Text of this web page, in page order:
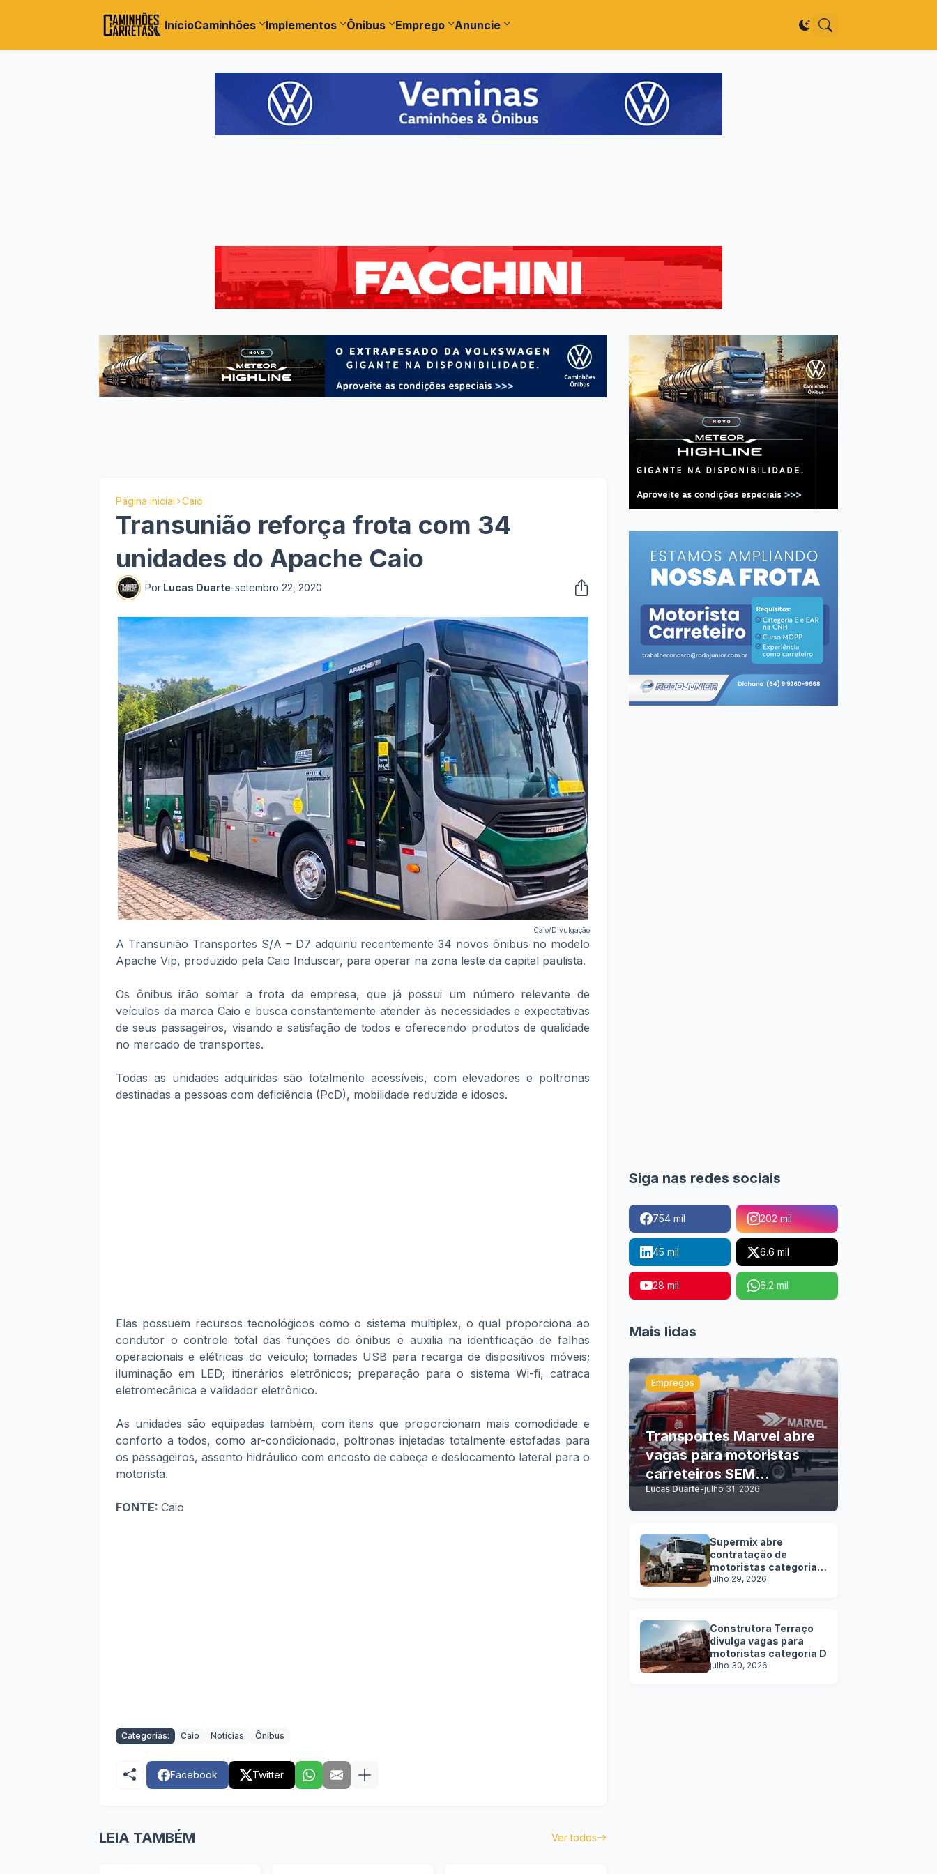
InícioCaminhões Implementos Ônibus Emprego Anuncie
Página inicial Caio
Transunião reforça frota com 34
unidades do Apache Caio
Por:Lucas Duarte-setembro 22, 2020
Caio/Divulgação
A Transunião Transportes S/A – D7 adquiriu recentemente 34 novos ônibus no modelo
Apache Vip, produzido pela Caio Induscar, para operar na zona leste da capital paulista.
Os ônibus irão somar a frota da empresa, que já possui um número relevante de
veículos da marca Caio e busca constantemente atender às necessidades e expectativas
de seus passageiros, visando a satisfação de todos e oferecendo produtos de qualidade
no mercado de transportes.
Todas as unidades adquiridas são totalmente acessíveis, com elevadores e poltronas
destinadas a pessoas com deficiência (PcD), mobilidade reduzida e idosos.
Elas possuem recursos tecnológicos como o sistema multiplex, o qual proporciona ao
condutor o controle total das funções do ônibus e auxilia na identificação de falhas
operacionais e elétricas do veículo; tomadas USB para recarga de dispositivos móveis;
iluminação em LED; itinerários eletrônicos; preparação para o sistema Wi-fi, catraca
eletromecânica e validador eletrônico.
As unidades são equipadas também, com itens que proporcionam mais comodidade e
conforto a todos, como ar-condicionado, poltronas injetadas totalmente estofadas para
os passageiros, assento hidráulico com encosto de cabeça e deslocamento lateral para o
motorista.
FONTE: Caio
Categorias: Caio Notícias Ônibus
Facebook Twitter
LEIA TAMBÉM Ver todos
Siga nas redes sociais
754 mil 202 mil
45 mil 6.6 mil
28 mil 6.2 mil
Mais lidas
Empregos
Transportes Marvel abre
vagas para motoristas
carreteiros SEM
EXPERIÊNCIA
Lucas Duarte-julho 31, 2026
Supermix abre
contratação de
motoristas categoria
C, D e E
julho 29, 2026
Construtora Terraço
divulga vagas para
motoristas categoria D
julho 30, 2026